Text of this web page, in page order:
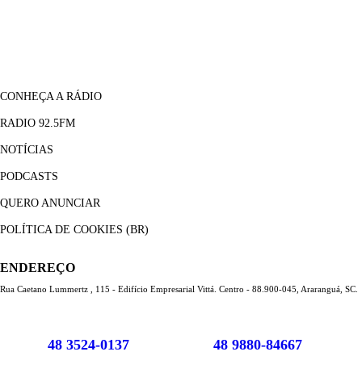
CONHEÇA A RÁDIO
RADIO 92.5FM
NOTÍCIAS
PODCASTS
QUERO ANUNCIAR
POLÍTICA DE COOKIES (BR)
ENDEREÇO
Rua Caetano Lummertz , 115 - Edifício Empresarial Vittá. Centro - 88.900-045, Araranguá, SC.
48 3524-0137 48 9880-84667